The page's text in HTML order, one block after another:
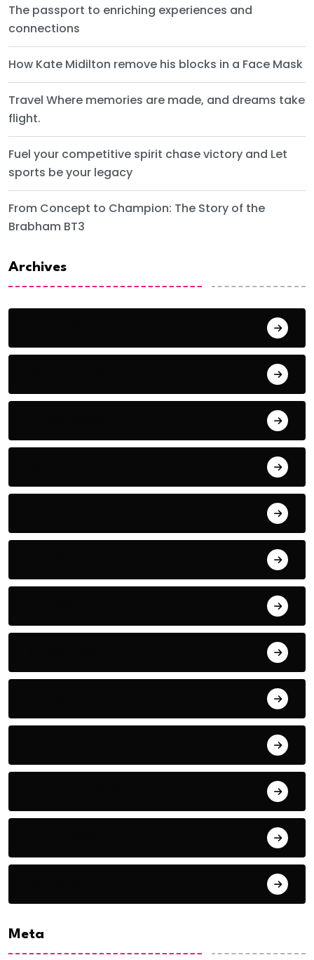
The passport to enriching experiences and
connections
How Kate Midilton remove his blocks in a Face Mask
Travel Where memories are made, and dreams take
flight.
Fuel your competitive spirit chase victory and Let
sports be your legacy
From Concept to Champion: The Story of the
Brabham BT3
Archives
Meta